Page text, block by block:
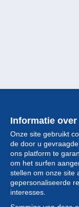
Informatie
Onze site gebruikt
de door u
ons platform te
om het surfen
stellen om onze site
gepersonaliseerde
interesses.
Collectie